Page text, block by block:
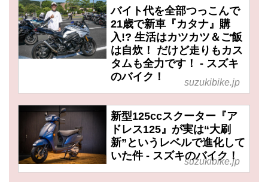
バイト代を全部つっこんで
21歳で新車『カタナ』購
入!? 生活はカツカツ＆ご飯
は自炊！ だけど走りもカス
タムも全力です！ - スズキ
のバイク！
suzukibike.jp
新型125ccスクーター『ア
ドレス125』が実は“大刷
新”というレベルで進化して
いた件 - スズキのバイク！
suzukibike.jp